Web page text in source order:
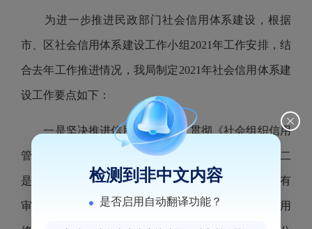
为进一步推进民政部门社会信用体系建设，根据
市、区社会信用体系建设工作小组2021年工作安排，结
合去年工作推进情况，我局制定2021年社会信用体系建
设工作要点如下：
一是坚决推进信用联合奖惩。贯彻《社会组织信用
管理办法》，推动社会组织登记管理实现联合奖惩。二
是提升信用信息服务应用。拓展信用承诺类型，在现有
审批前诚信承诺的基础上，推动开展审批替代型、信用
检测到非中文内容
是否启用自动翻译功能？